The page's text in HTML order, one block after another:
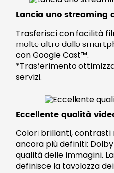
Lancia uno streaming
Trasferisci con facilità
molto altro dallo
con Google Cast™.
*Trasferimento
servizi.
Eccellente qualità
Colori brillanti, contrasti
ancora più definiti:
qualità delle immagini.
definisce la tavolozza